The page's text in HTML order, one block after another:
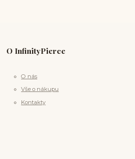
O InfinityPierce
O nás
Vše o nákupu
Kontakty